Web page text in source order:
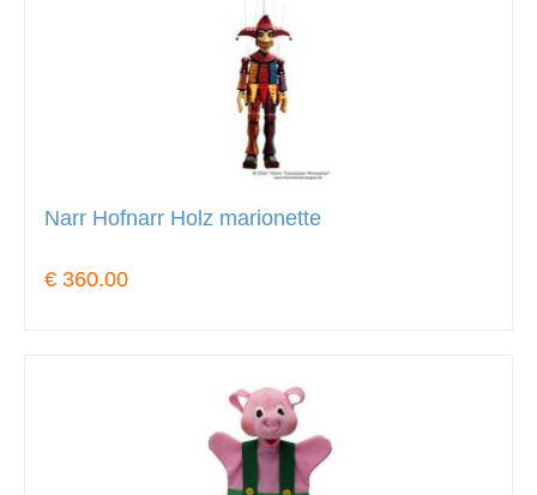
Narr Hofnarr Holz marionette
€ 360.00